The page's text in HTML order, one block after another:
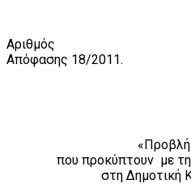
Αριθμός
Απόφασης 18/2011.
που προκύπτουν με
στη Δημοτική